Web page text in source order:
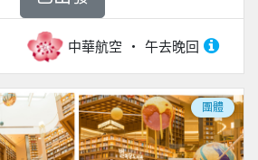
中華航空 午去晚回
團體